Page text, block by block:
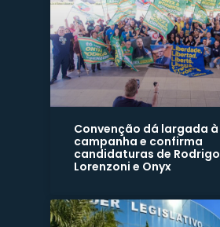
Convenção dá largada à
campanha e confirma
candidaturas de Rodrigo
Lorenzoni e Onyx